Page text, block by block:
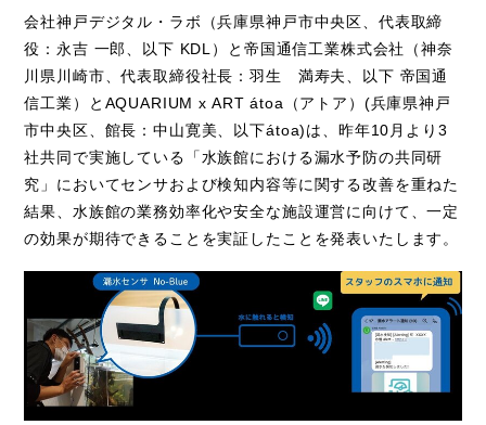
カフェ・ショップ
Access
アクセス
Q & A
よくあるご質問
会社神戸デジタル・ラボ（兵庫県神戸市中央区、代表取締
役：永吉 一郎、以下 KDL ）と帝国通信工業株式会社（神奈
川県川崎市、代表取締役社長：羽生 満寿夫、以下 帝国通
信工業）と AQUARIUM x ART átoa （アトア） (兵庫県神戸
市中央区、館長：中山寛美、以下átoa)は、昨年10 月より 3
社共同で実施している「水族館における漏水予防の共同研
究」においてセンサおよび検知内容等に関する改善を重ねた
結果、水族館の業務効率化や安全な施設運営に向けて、一定
の効果が期待できることを実証したことを発表いたします。